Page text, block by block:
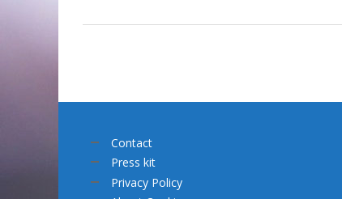
Contact
Press kit
Privacy Policy